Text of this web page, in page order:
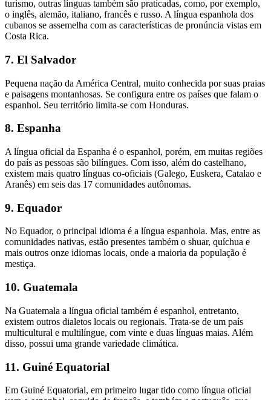
turismo, outras línguas também são praticadas, como, por exemplo,
o inglês, alemão, italiano, francês e russo. A língua espanhola dos
cubanos se assemelha com as características de pronúncia vistas em
Costa Rica.
7. El Salvador
Pequena nação da América Central, muito conhecida por suas praias
e paisagens montanhosas. Se configura entre os países que falam o
espanhol. Seu território limita-se com Honduras.
8. Espanha
A língua oficial da Espanha é o espanhol, porém, em muitas regiões
do país as pessoas são bilíngues. Com isso, além do castelhano,
existem mais quatro línguas co-oficiais (Galego, Euskera, Catalao e
Aranês) em seis das 17 comunidades autônomas.
9. Equador
No Equador, o principal idioma é a língua espanhola. Mas, entre as
comunidades nativas, estão presentes também o shuar, quíchua e
mais outros onze idiomas locais, onde a maioria da população é
mestiça.
10. Guatemala
Na Guatemala a língua oficial também é espanhol, entretanto,
existem outros dialetos locais ou regionais. Trata-se de um país
multicultural e multilíngue, com vinte e duas línguas maias. Além
disso, possui uma grande variedade climática.
11. Guiné Equatorial
Em Guiné Equatorial, em primeiro lugar tido como língua oficial